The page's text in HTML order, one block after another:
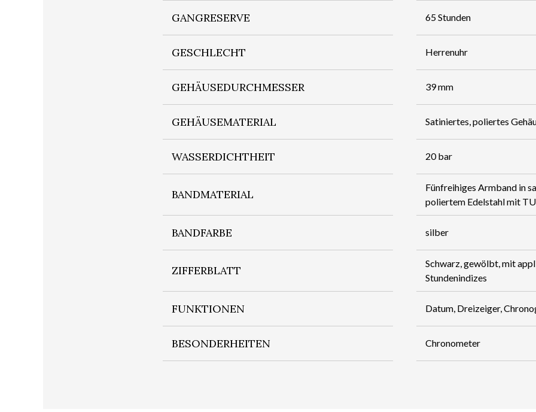
GANGRESERVE 65 Stunden
GESCHLECHT Herrenuhr
GEHÄUSEDURCHMESSER 39 mm
GEHÄUSEMATERIAL Satiniertes, poliertes
WASSERDICHTHEIT 20 bar
BANDMATERIAL
Fünfreihiges Armband in
poliertem Edelstahl mit
BANDFARBE silber
ZIFFERBLATT
Schwarz, gewölbt, mit
Stundenindizes
FUNKTIONEN Datum, Dreizeiger,
BESONDERHEITEN Chronometer